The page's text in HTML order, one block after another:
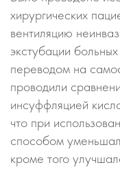
хирургических
вентиляцию
экстубации
переводом на
проводили
инсуффляцией
что при
способом
кроме того